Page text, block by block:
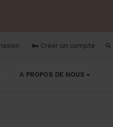

 Créer un compte
A PROPOS DE NOUS